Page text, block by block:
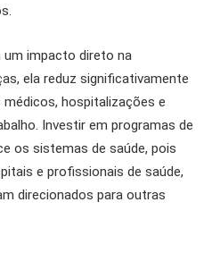
um impacto direto na
ela reduz significativamente
hospitalizações e
Investir em programas de
os sistemas de saúde, pois
e profissionais de saúde,
direcionados para outras